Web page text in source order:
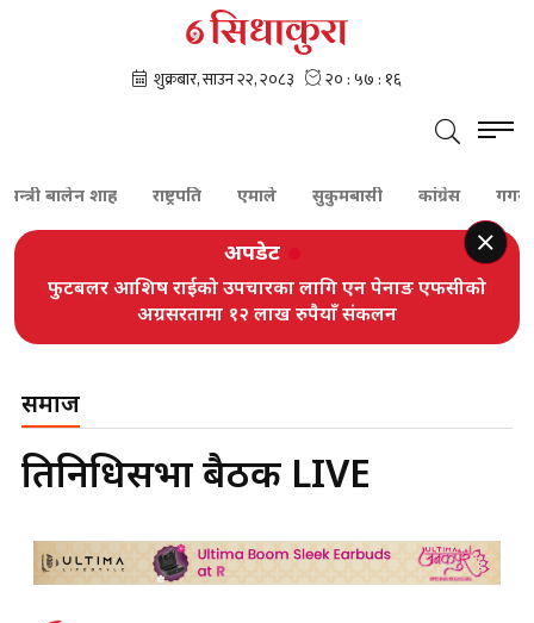
बालेन शाह राष्ट्रपति एमाले सुकुमबासी कांग्रेस गगन थापा
अपडेट
फुटबलर आशिष राईको उपचारका लागि एन पेनाङ एफसीको
अग्रसरतामा १२ लाख रुपैयाँ संकलन
समाज
प्रतिनिधिसभा बैठक LIVE